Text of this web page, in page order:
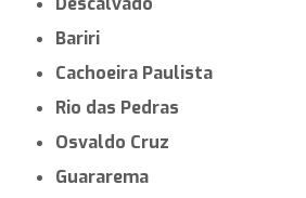
Bariri
Cachoeira Paulista
Rio das Pedras
Osvaldo Cruz
Guararema